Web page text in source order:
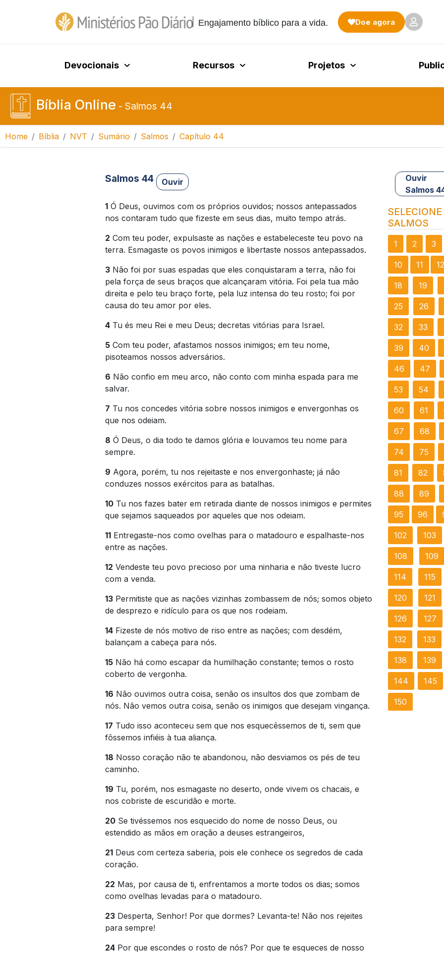
Engajamento bíblico para a vida. Doe agora
Devocionais Recursos Projetos
Bíblia Online - Salmos 44
Home Bíblia NVT Sumário Salmos Capítulo 44
Salmos 44 Ouvir
1 Ó Deus, ouvimos com os próprios ouvidos; nossos antepassados
nos contaram tudo que fizeste em seus dias, muito tempo atrás.
2 Com teu poder, expulsaste as nações e estabeleceste teu povo na
terra. Esmagaste os povos inimigos e libertaste nossos antepassados.
3 Não foi por suas espadas que eles conquistaram a terra, não foi
pela força de seus braços que alcançaram vitória. Foi pela tua mão
direita e pelo teu braço forte, pela luz intensa do teu rosto; foi por
causa do teu amor por eles.
4 Tu és meu Rei e meu Deus; decretas vitórias para Israel.
5 Com teu poder, afastamos nossos inimigos; em teu nome,
pisoteamos nossos adversários.
6 Não confio em meu arco, não conto com minha espada para me
salvar.
7 Tu nos concedes vitória sobre nossos inimigos e envergonhas os
que nos odeiam.
8 Ó Deus, o dia todo te damos glória e louvamos teu nome para
sempre.
9 Agora, porém, tu nos rejeitaste e nos envergonhaste; já não
conduzes nossos exércitos para as batalhas.
10 Tu nos fazes bater em retirada diante de nossos inimigos e permites
que sejamos saqueados por aqueles que nos odeiam.
11 Entregaste-nos como ovelhas para o matadouro e espalhaste-nos
entre as nações.
12 Vendeste teu povo precioso por uma ninharia e não tiveste lucro
com a venda.
13 Permitiste que as nações vizinhas zombassem de nós; somos objeto
de desprezo e ridículo para os que nos rodeiam.
14 Fizeste de nós motivo de riso entre as nações; com desdém,
balançam a cabeça para nós.
15 Não há como escapar da humilhação constante; temos o rosto
coberto de vergonha.
16 Não ouvimos outra coisa, senão os insultos dos que zombam de
nós. Não vemos outra coisa, senão os inimigos que desejam vingança.
17 Tudo isso aconteceu sem que nos esquecêssemos de ti, sem que
fôssemos infiéis à tua aliança.
18 Nosso coração não te abandonou, não desviamos os pés de teu
caminho.
19 Tu, porém, nos esmagaste no deserto, onde vivem os chacais, e
nos cobriste de escuridão e morte.
20 Se tivéssemos nos esquecido do nome de nosso Deus, ou
estendido as mãos em oração a deuses estrangeiros,
21 Deus com certeza saberia, pois ele conhece os segredos de cada
coração.
22 Mas, por causa de ti, enfrentamos a morte todos os dias; somos
como ovelhas levadas para o matadouro.
23 Desperta, Senhor! Por que dormes? Levanta-te! Não nos rejeites
para sempre!
24 Por que escondes o rosto de nós? Por que te esqueces de nosso
Ouvir
Salmos
SALMOS
1 2 3
10 11 12
18 19
25 26
32 33
39 40
46 47
53 54
60 61
67 68
74 75
81 82
88 89
95 96
102 103
108 109
114 115
120 121
126 127
132 133
138 139
144 145
150